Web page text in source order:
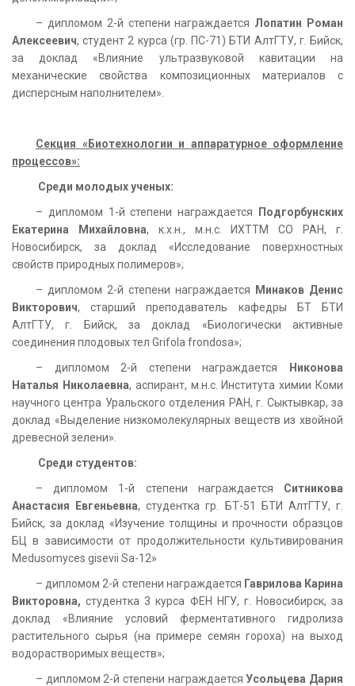
– дипломом 2-й степени награждается Лопатин Роман
Алексеевич, студент 2 курса (гр. ПС-71) БТИ АлтГТУ, г. Бийск,
за доклад «Влияние ультразвуковой кавитации на
механические свойства композиционных материалов с
дисперсным наполнителем».
Секция «Биотехнологии и аппаратурное оформление
процессов»:
Среди молодых ученых:
– дипломом 1-й степени награждается
Подгорбунских
Екатерина Михайловна, к.х.н., м.н.с. ИХТТМ СО РАН, г.
Новосибирск, за доклад «Исследование поверхностных
свойств природных полимеров»;
– дипломом 2-й степени награждается
Минаков Денис
Викторович, старший преподаватель кафедры БТ БТИ
АлтГТУ, г. Бийск, за доклад «Биологически активные
соединения плодовых тел Grifola frondosa»;
– дипломом 2-й степени награждается
Никонова
Наталья Николаевна, аспирант, м.н.с. Института химии Коми
научного центра Уральского отделения РАН, г. Сыктывкар, за
доклад «Выделение низкомолекулярных веществ из хвойной
древесной зелени».
Среди студентов:
– дипломом 1-й степени награждается Ситникова
Анастасия Евгеньевна, студентка гр. БТ-51 БТИ АлтГТУ, г.
Бийск, за доклад «Изучение толщины и прочности образцов
БЦ в зависимости от продолжительности культивирования
Medusomyces gisevii Sa-12»
– дипломом 2-й степени награждается Гаврилова Карина
Викторовна,студентка 3 курса ФЕН НГУ, г. Новосибирск, за
доклад «Влияние условий ферментативного гидролиза
растительного сырья (на примере семян гороха) на выход
водорастворимых веществ»;
– дипломом 2-й степени награждается Усольцева Дария